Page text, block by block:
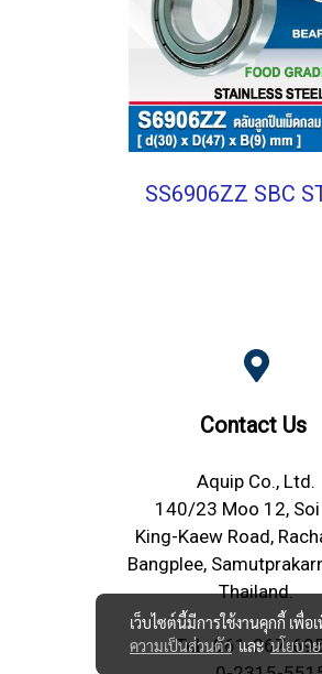
Contact Us
Aquip Co., Ltd.
140/23 Moo 12,
King-Kaew Road,
Bangplee,
Thailand.
Tel.061-267-
เว็บไซต์นี้มีการใช้งานคุกกี้ เพื่
ความเป็นส่วนตัวและนโยบา